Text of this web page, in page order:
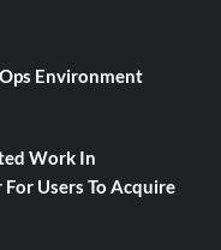
Environment
Work In
Users To Acquire